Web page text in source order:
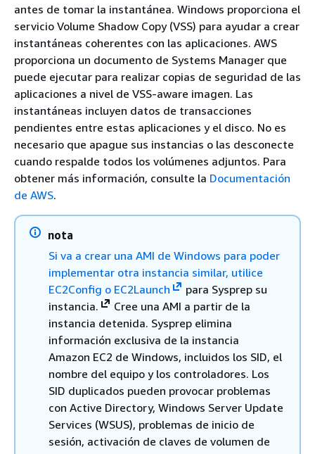
antes de tomar la instantánea. Windows proporciona el
servicio Volume Shadow Copy (VSS) para ayudar a crear
instantáneas coherentes con las aplicaciones. AWS
proporciona un documento de Systems Manager que
puede ejecutar para realizar copias de seguridad de las
aplicaciones a nivel de VSS-aware imagen. Las
instantáneas incluyen datos de transacciones
pendientes entre estas aplicaciones y el disco. No es
necesario que apague sus instancias o las desconecte
cuando respalde todos los volúmenes adjuntos. Para
obtener más información, consulte la Documentación
de AWS.
nota
Si va a crear una AMI de Windows para poder
implementar otra instancia similar, utilice
EC2Config o EC2Launch
para Sysprep su
instancia.
Cree una AMI a partir de la
instancia detenida. Sysprep elimina
información exclusiva de la instancia
Amazon EC2 de Windows, incluidos los SID, el
nombre del equipo y los controladores. Los
SID duplicados pueden provocar problemas
con Active Directory, Windows Server Update
Services (WSUS), problemas de inicio de
sesión, activación de claves de volumen de